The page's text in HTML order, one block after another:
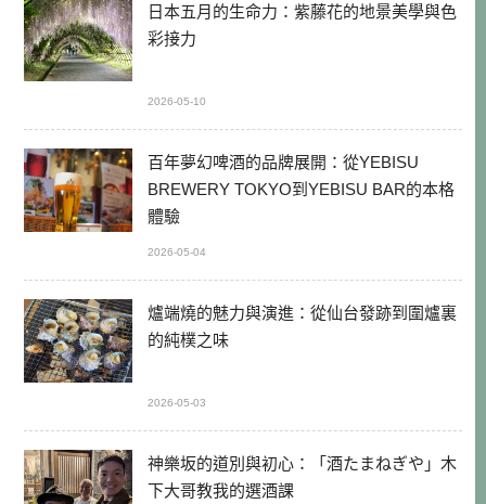
日本五月的生命力：紫藤花的地景美學與色
彩接力
2026-05-10
百年夢幻啤酒的品牌展開：從YEBISU
BREWERY TOKYO到YEBISU BAR的本格
體驗
2026-05-04
爐端燒的魅力與演進：從仙台發跡到圍爐裏
的純樸之味
2026-05-03
神樂坂的道別與初心：「酒たまねぎや」木
下大哥教我的選酒課